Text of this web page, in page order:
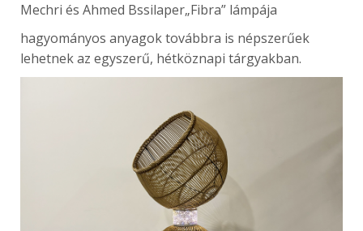
Mechri és Ahmed Bssilaper„Fibra” lámpája
hagyományos anyagok továbbra is népszerűek
lehetnek az egyszerű, hétköznapi tárgyakban.